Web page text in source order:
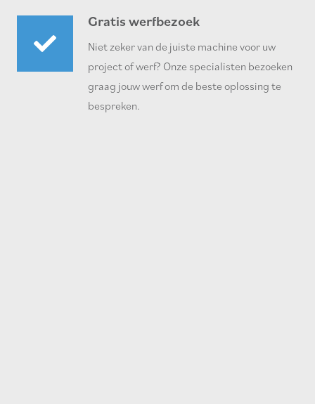
Gratis werfbezoek
Niet zeker van de juiste machine voor uw
project of werf? Onze specialisten bezoeken
graag jouw werf om de beste oplossing te
bespreken.